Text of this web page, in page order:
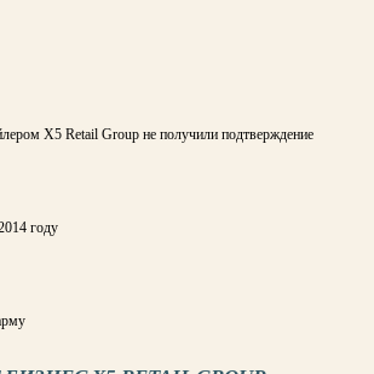
X5 Retail Group не получили подтверждение
году